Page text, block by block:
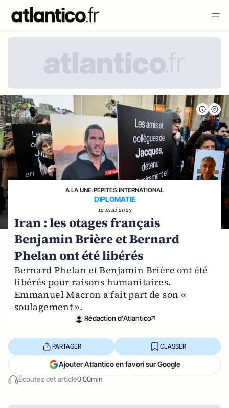
A LA UNE›PÉPITES›INTERNATIONAL
DIPLOMATIE
12 mai 2023
Iran : les otages français
Benjamin Brière et Bernard
Phelan ont été libérés
Bernard Phelan et Benjamin Brière ont été
libérés pour raisons humanitaires.
Emmanuel Macron a fait part de son «
soulagement ».
Rédaction d'Atlantico
Écoutez cet article0:00min
PARTAGER CLASSER
Ajouter Atlantico en favori sur Google